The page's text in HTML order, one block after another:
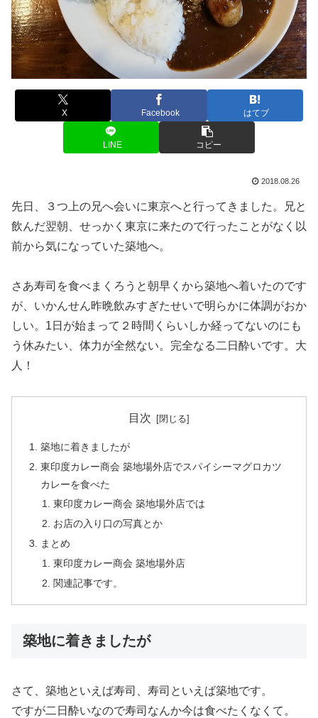
X Facebook はてブ
LINE コピー
2018.08.26
先日、３つ上の兄へ会いに東京へと行ってきました。兄と
飲んだ翌朝、せっかく東京に来たので行ったことがなく以
前から気になっていた築地へ。
さあ寿司を食べまくろうと朝早くから築地へ着いたのです
が、いかんせん昨晩飲みすぎたせいで明らかに体調がおか
しい。1日が始まって２時間くらいしか経ってないのにも
う休みたい、体力が全然ない。完全なる二日酔いです。大
人！
目次
築地に着きましたが
東印度カレー商会 築地場外店でスパイシーマグロカツ
カレーを食べた
東印度カレー商会 築地場外店では
お店の入り口の写真とか
まとめ
東印度カレー商会 築地場外店
関連記事です。
築地に着きましたが
さて、築地といえば寿司、寿司といえば築地です。
ですが二日酔いなので寿司なんか今は食べたくなくて。